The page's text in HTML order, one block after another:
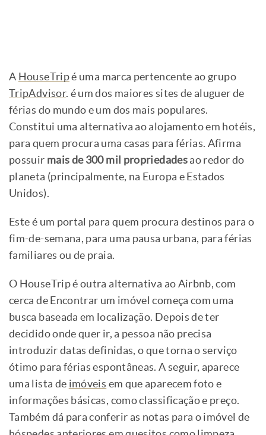
A HouseTripé uma marca pertencente ao grupo
TripAdvisor. é um dos maiores sites de aluguer de
férias do mundo e um dos mais populares.
Constitui uma alternativa ao alojamento em hotéis,
para quem procura uma casas para férias. Afirma
possuir mais de 300 mil propriedadesao redor do
planeta (principalmente, na Europa e Estados
Unidos).
Este é um portal para quem procura destinos para o
fim-de-semana, para uma pausa urbana, para férias
familiares ou de praia.
O HouseTrip é outra alternativa ao Airbnb, com
cerca de Encontrar um imóvel começa com uma
busca baseada em localização. Depois de ter
decidido onde quer ir, a pessoa não precisa
introduzir datas definidas, o que torna o serviço
ótimo para férias espontâneas. A seguir, aparece
uma lista de imóveis em que aparecem foto e
informações básicas, como classificação e preço.
Também dá para conferir as notas para o imóvel de